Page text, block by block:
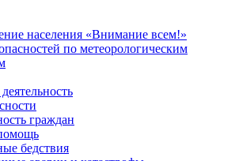
населения «Внимание всем!»
по метеорологическим
граждан
бедствия